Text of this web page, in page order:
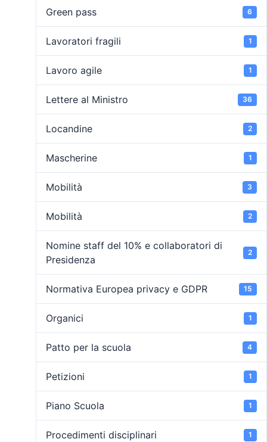
Green pass 6
Lavoratori fragili 1
Lavoro agile 1
Lettere al Ministro 36
Locandine 2
Mascherine 1
Mobilità 3
Mobilità 2
Nomine staff del 10% e collaboratori di
Presidenza
2
Normativa Europea privacy e GDPR 15
Organici 1
Patto per la scuola 4
Petizioni 1
Piano Scuola 1
Procedimenti disciplinari 1